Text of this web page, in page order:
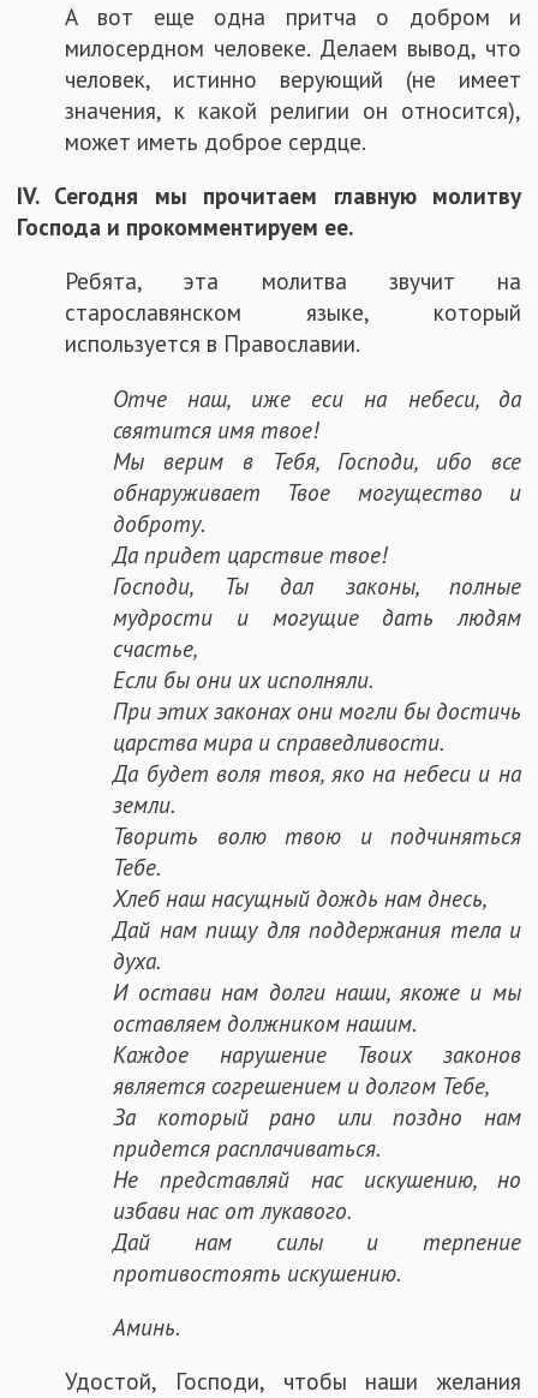
А вот еще одна притча о добром и
милосердном человеке. Делаем вывод, что
человек, истинно верующий (не имеет
значения, к какой религии он относится),
может иметь доброе сердце.
IV. Сегодня мы прочитаем главную молитву
Господа и прокомментируем ее.
Ребята, эта молитва звучит на
старославянском языке, который
используется в Православии.
Отче наш, иже ecи на небеси, да
святится имя твое!
Мы верим в Тебя, Господи, ибо все
обнаруживает Твое могущество и
доброту.
Да придет царствие твое!
Господи, Ты дал законы, полные
мудрости и могущие дать людям
счастье,
Если бы они их исполняли.
При этих законах они могли бы достичь
царства мира и справедливости.
Да будет воля твоя, яко на небеси и на
земли.
Творить волю твою и подчиняться
Тебе.
Хлеб наш насущный дождь нам днесь,
Дай нам пищу для поддержания тела и
духа.
И остави нам долги наши, якоже и мы
оставляем должником нашим.
Каждое нарушение Твоих законов
является согрешением и долгом Тебе,
За который рано или поздно нам
придется расплачиваться.
Не представляй нас искушению, но
избави нас от лукавого.
Дай нам силы и терпение
противостоять искушению.
Аминь.
Удостой, Господи, чтобы наши желания